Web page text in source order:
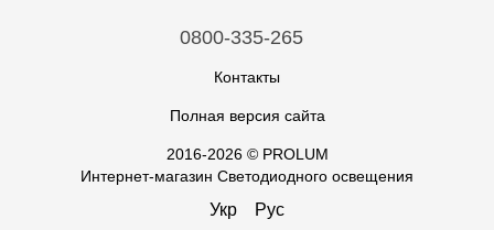
0800-335-265
Контакты
Полная версия сайта
2016-2026 © PROLUM
Интернет-магазин Светодиодного освещения
Укр Рус